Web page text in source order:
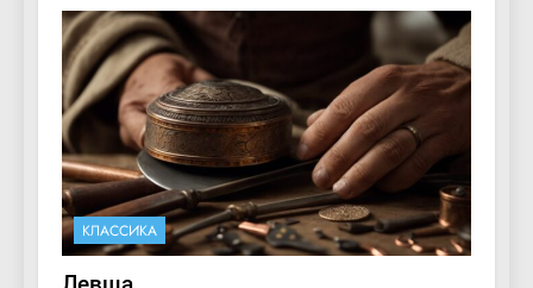
КЛАССИКА